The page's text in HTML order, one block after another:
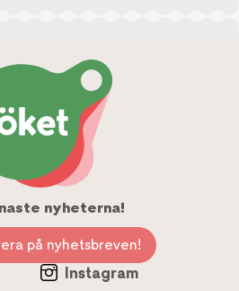
nyheterna!
på nyhetsbreven!
Instagram